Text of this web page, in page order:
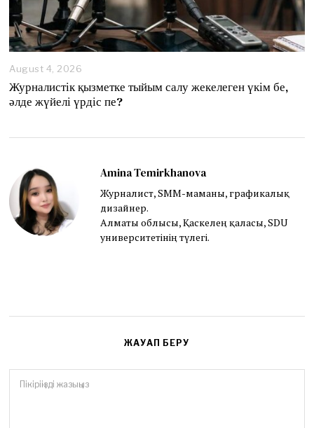
August 4, 2026
g
u
Журналистік қызметке тыйым салу жекелеген үкім бе,
әлде жүйелі үрдіс пе?
Amina Temirkhanova
Журналист, SMM-маманы, графикалық
дизайнер.
Алматы облысы, Қаскелең қаласы, SDU
университетінің түлегі.
ЖАУАП БЕРУ